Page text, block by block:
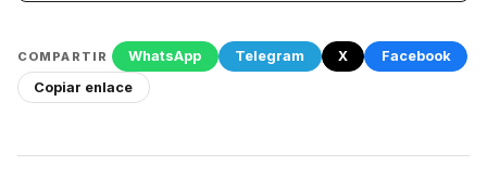
COMPARTIR WhatsApp Telegram X
Facebook
Copiar enlace